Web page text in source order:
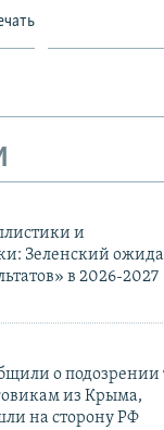
и
Зеленский
в 2026-2027
о подозрении
из Крыма,
на сторону РФ